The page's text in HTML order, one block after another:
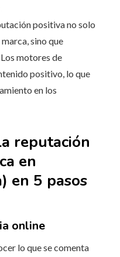
positiva no solo
sino que
motores de
positivo, lo que
en los
reputación
en
en 5 pasos
online
lo que se comenta